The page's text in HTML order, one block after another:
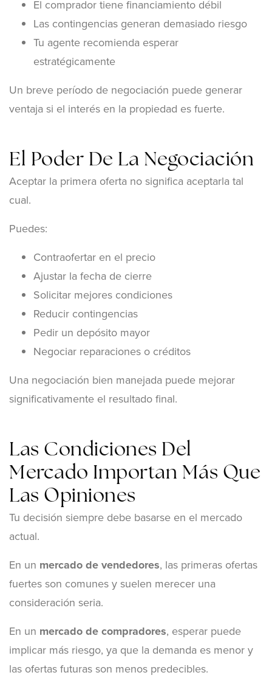
El comprador tiene financiamiento débil
Las contingencias generan demasiado riesgo
Tu agente recomienda esperar
estratégicamente
Un breve período de negociación puede generar
ventaja si el interés en la propiedad es fuerte.
El Poder De La Negociación
Aceptar la primera oferta no significa aceptarla tal
cual.
Puedes:
Contraofertar en el precio
Ajustar la fecha de cierre
Solicitar mejores condiciones
Reducir contingencias
Pedir un depósito mayor
Negociar reparaciones o créditos
Una negociación bien manejada puede mejorar
significativamente el resultado final.
Las Condiciones Del
Mercado Importan Más Que
Las Opiniones
Tu decisión siempre debe basarse en el mercado
actual.
En un mercado de vendedores, las primeras ofertas
fuertes son comunes y suelen merecer una
consideración seria.
En un mercado de compradores, esperar puede
implicar más riesgo, ya que la demanda es menor y
las ofertas futuras son menos predecibles.